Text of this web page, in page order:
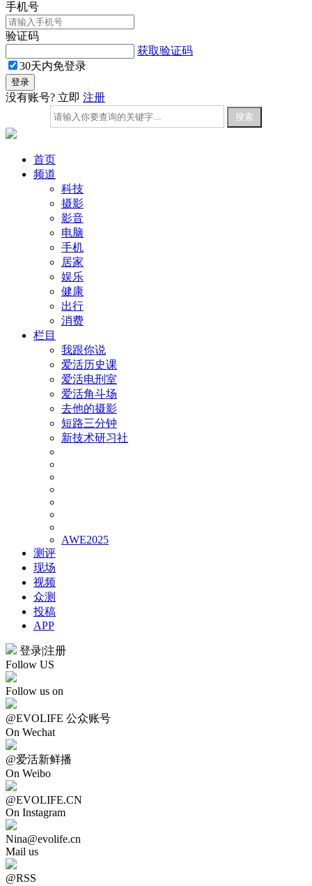
手机号
验证码
获取验证码
30天内免登录
没有账号? 立即 注册
首页
频道
科技
摄影
影音
电脑
手机
居家
娱乐
健康
出行
消费
栏目
我跟你说
爱活历史课
爱活电刑室
爱活角斗场
去他的摄影
短路三分钟
新技术研习社
AWE2025
测评
现场
视频
众测
投稿
APP
登录|注册
Follow US
Follow us on
@EVOLIFE 公众账号
On Wechat
@爱活新鲜播
On Weibo
@EVOLIFE.CN
On Instagram
Nina@evolife.cn
Mail us
@RSS